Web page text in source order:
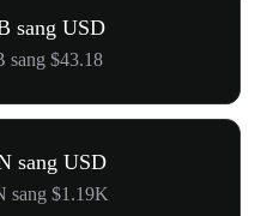
sang USD
sang $43.18
sang USD
sang $1.19K